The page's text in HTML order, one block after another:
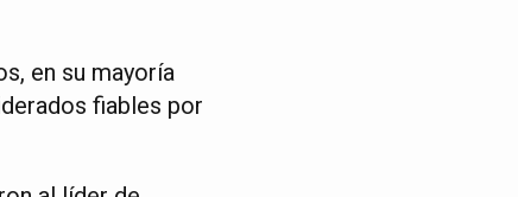
en su mayoría
fiables por